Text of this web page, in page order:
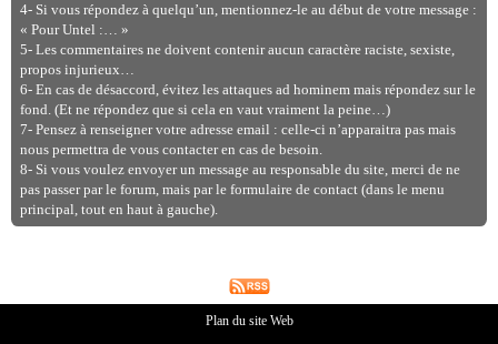
4- Si vous répondez à quelqu’un, mentionnez-le au début de votre message :
« Pour Untel :… »
5- Les commentaires ne doivent contenir aucun caractère raciste, sexiste,
propos injurieux…
6- En cas de désaccord, évitez les attaques ad hominem mais répondez sur le
fond. (Et ne répondez que si cela en vaut vraiment la peine…)
7- Pensez à renseigner votre adresse email : celle-ci n’apparaitra pas mais
nous permettra de vous contacter en cas de besoin.
8- Si vous voulez envoyer un message au responsable du site, merci de ne
pas passer par le forum, mais par le formulaire de contact (dans le menu
principal, tout en haut à gauche).
Plan du site Web